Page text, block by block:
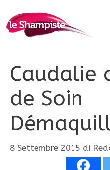
contenuto
Caudalie
de Soin
8 Settembre 2015 di